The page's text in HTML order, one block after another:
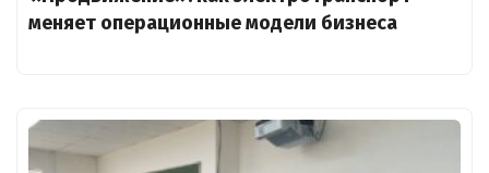
меняет операционные модели бизнеса